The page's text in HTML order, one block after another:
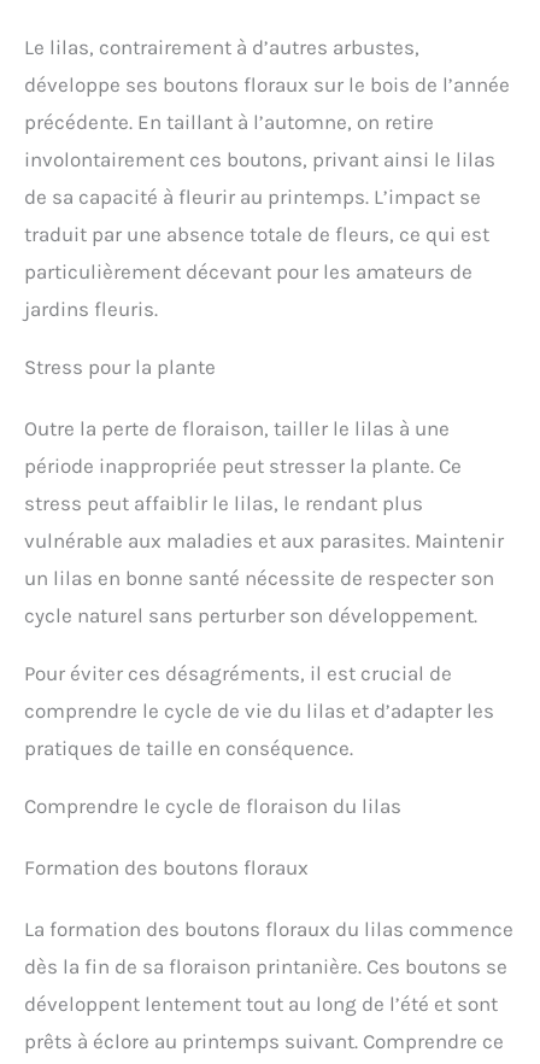
Le lilas, contrairement à d’autres arbustes,
développe ses boutons floraux sur le bois de l’année
précédente. En taillant à l’automne, on retire
involontairement ces boutons, privant ainsi le lilas
de sa capacité à fleurir au printemps. L’impact se
traduit par une absence totale de fleurs, ce qui est
particulièrement décevant pour les amateurs de
jardins fleuris.
Stress pour la plante
Outre la perte de floraison, tailler le lilas à une
période inappropriée peut stresser la plante. Ce
stress peut affaiblir le lilas, le rendant plus
vulnérable aux maladies et aux parasites. Maintenir
un lilas en bonne santé nécessite de respecter son
cycle naturel sans perturber son développement.
Pour éviter ces désagréments, il est crucial de
comprendre le cycle de vie du lilas et d’adapter les
pratiques de taille en conséquence.
Comprendre le cycle de floraison du lilas
Formation des boutons floraux
La formation des boutons floraux du lilas commence
dès la fin de sa floraison printanière. Ces boutons se
développent lentement tout au long de l’été et sont
prêts à éclore au printemps suivant. Comprendre ce